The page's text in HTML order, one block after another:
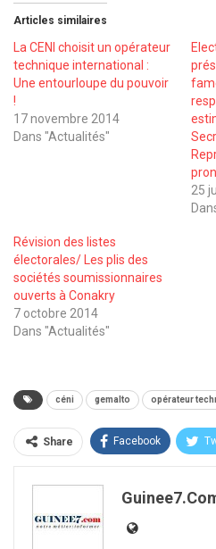
Articles similaires
La CENI choisit un opérateur
technique international :
Une entourloupe du pouvoir
!
17 novembre 2014
Dans "Actualités"
25
Révision des listes
électorales/ Les plis des
sociétés soumissionnaires
ouverts à Conakry
7 octobre 2014
Dans "Actualités"
céni gemalto opérateur
Share Facebook